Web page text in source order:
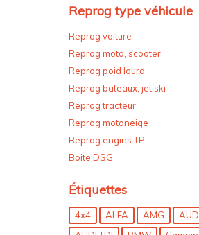
Reprog type véhicule
Reprog voiture
Reprog moto, scooter
Reprog poid lourd
Reprog bateaux, jet ski
Reprog tracteur
Reprog motoneige
Reprog engins TP
Boite DSG
Étiquettes
4x4 ALFA AMG